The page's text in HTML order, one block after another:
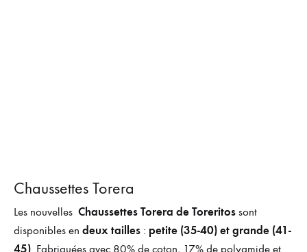
Chaussettes Torera
Les nouvelles Chaussettes Torera de Toreritos sont
disponibles en deux tailles : petite (35-40) et grande (41-
45). Fabriquées avec 80% de coton, 17% de polyamide et